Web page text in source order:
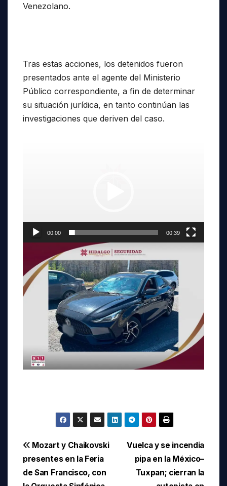
Venezolano.
Tras estas acciones, los detenidos fueron
presentados ante el agente del Ministerio
Público correspondiente, a fin de determinar
su situación jurídica, en tanto continúan las
investigaciones que deriven del caso.
00:00 00:39
Navegación
de
Vuelca y se incendia
pipa en la México–
Tuxpan; cierran la
Mozart y Chaikovski
presentes en la Feria
de San Francisco, con